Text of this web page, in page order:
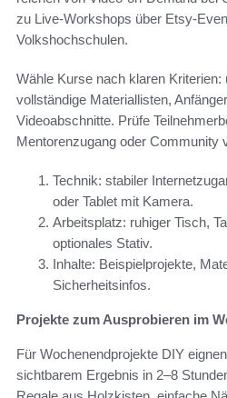
zu Live-Workshops über Etsy-
Volkshochschulen.
Wähle Kurse nach klaren
vollständige Materiallisten,
Videoabschnitte. Prüfe
Mentorenzugang oder Community
Technik: stabiler
oder Tablet mit Kamera.
Arbeitsplatz: ruhiger Tisch,
optionales Stativ.
Inhalte: Beispielprojekte,
Sicherheitsinfos.
Projekte zum Ausprobieren im
Für Wochenendprojekte DIY
sichtbarem Ergebnis in 2–8